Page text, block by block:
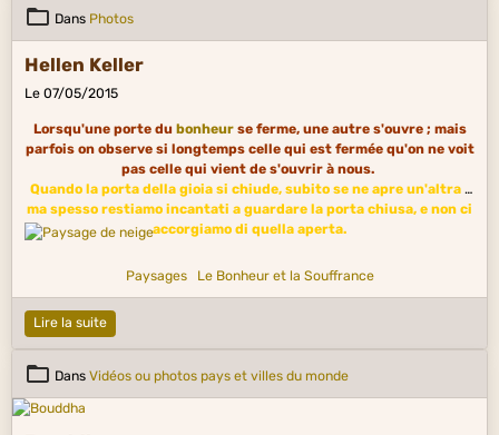
Dans Photos
Hellen Keller
Le 07/05/2015
Lorsqu'une porte du bonheurse ferme, une autre s'ouvre ; mais
parfois on observe si longtemps celle qui est fermée qu'on ne voit
pas celle qui vient de s'ouvrir à nous.
Quando la porta della gioia si chiude, subito se ne apre un'altra ;
ma spesso restiamo incantati a guardare la porta chiusa, e non ci
accorgiamo di quella aperta.
Paysages Le Bonheur et la Souffrance
Lire la suite
Dans Vidéos ou photos pays et villes du monde